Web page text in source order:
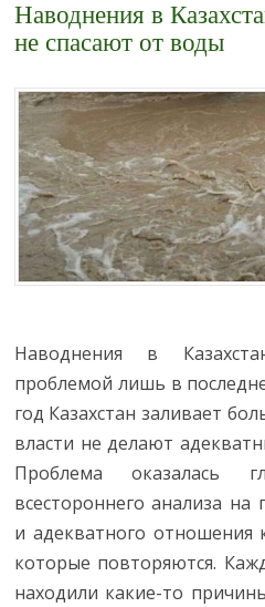
Наводнения в
не спасают от воды
Наводнения в
проблемой лишь в
год Казахстан заливает
власти не делают
Проблема оказалась
всестороннего анализа на
и адекватного
которые повторяются.
находили какие-то